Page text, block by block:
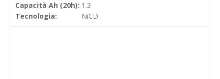
Capacità Ah (20h): 1.3
Tecnologia:
NiCD